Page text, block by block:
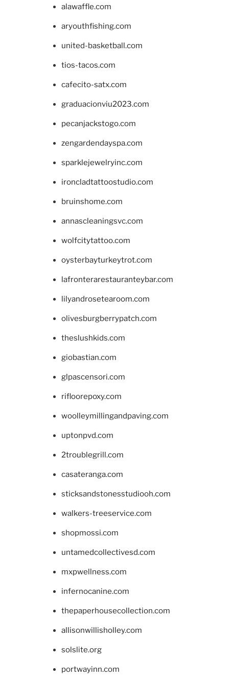
alawaffle.com
aryouthfishing.com
united-basketball.com
tios-tacos.com
cafecito-satx.com
graduacionviu2023.com
pecanjackstogo.com
zengardendayspa.com
sparklejewelryinc.com
ironcladtattoostudio.com
bruinshome.com
annascleaningsvc.com
wolfcitytattoo.com
oysterbayturkeytrot.com
lafronterarestauranteybar.com
lilyandrosetearoom.com
olivesburgberrypatch.com
theslushkids.com
giobastian.com
glpascensori.com
rifloorepoxy.com
woolleymillingandpaving.com
uptonpvd.com
2troublegrill.com
casateranga.com
sticksandstonesstudiooh.com
walkers-treeservice.com
shopmossi.com
untamedcollectivesd.com
mxpwellness.com
infernocanine.com
thepaperhousecollection.com
allisonwillisholley.com
solslite.org
portwayinn.com